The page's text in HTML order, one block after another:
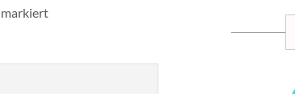
markiert